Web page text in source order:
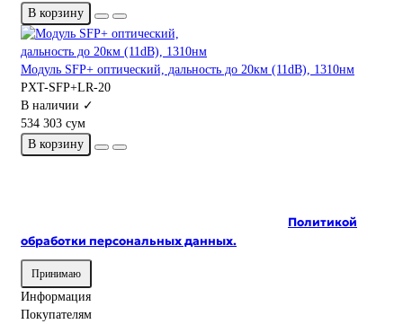
В корзину
Модуль SFP+ оптический, дальность до 20км (11dB), 1310нм
PXT-SFP+LR-20
В наличии ✓
534 303 сум
В корзину
Политикой
обработки персональных данных.
Принимаю
Информация
Покупателям